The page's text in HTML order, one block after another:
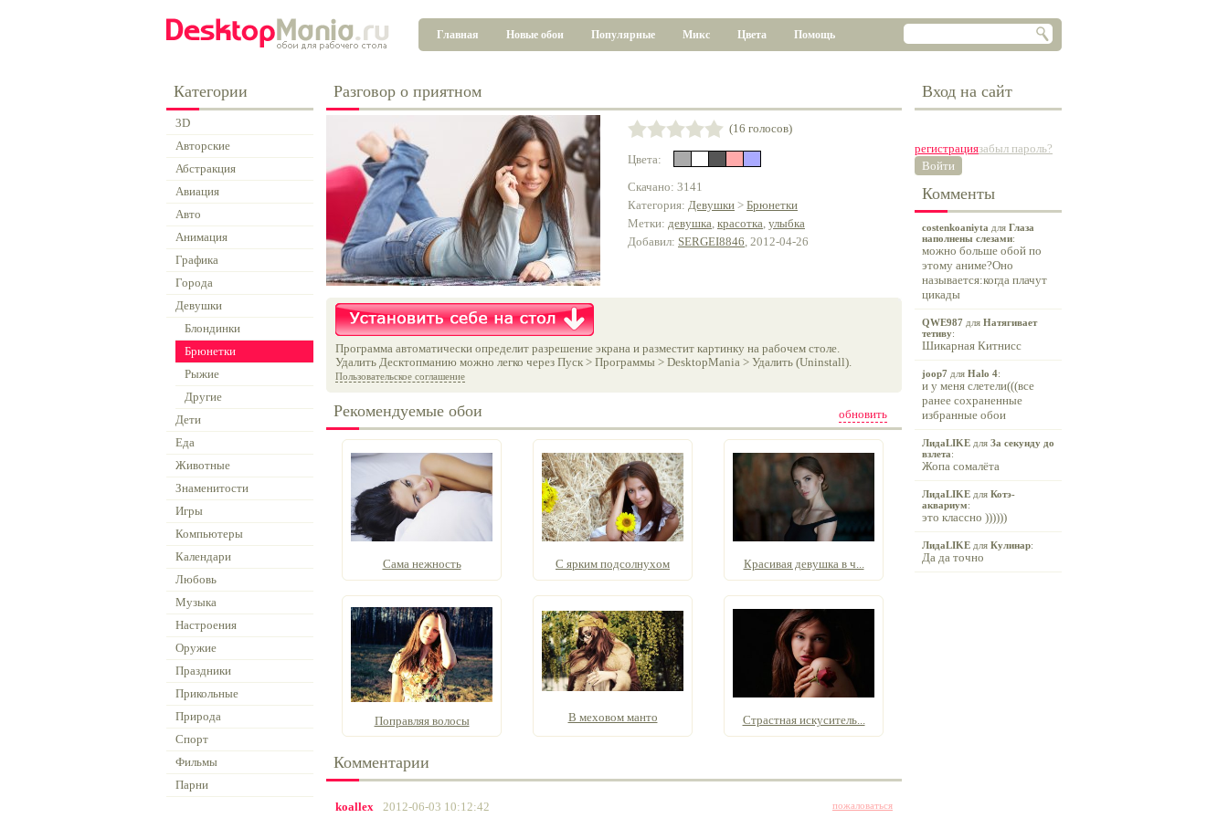
Главная Новые обои Популярные Микс Цвета Помощь
Категории
3D
Авторские
Абстракция
Авиация
Авто
Анимация
Графика
Города
Девушки
Блондинки
Брюнетки
Рыжие
Другие
Дети
Еда
Животные
Знаменитости
Игры
Компьютеры
Календари
Любовь
Музыка
Настроения
Оружие
Праздники
Прикольные
Природа
Спорт
Фильмы
Парни
Разговор о приятном
(16 голосов)
Цвета:
Скачано: 3141
Категория: Девушки > Брюнетки
Метки: девушка, красотка, улыбка
Добавил: SERGEI8846, 2012-04-26
Программа автоматически определит разрешение экрана и разместит картинку на рабочем столе.
Удалить Десктопманию можно легко через Пуск > Программы > DesktopMania > Удалить (Uninstall).
Пользовательское соглашение
обновить
Рекомендуемые обои
Сама нежность С ярким подсолнухом Красивая девушка в ч...
Поправляя волосы В меховом манто Страстная искуситель...
Комментарии
koallex пожаловаться
2012-06-03 10:12:42
Вход на сайт
регистрациязабыл пароль?
Войти
Комменты
costenkoaniyta для Глаза
наполнены слезами:
можно больше обой по
этому аниме?Оно
называется:когда плачут
цикады
QWE987 для Натягивает
тетиву:
Шикарная Китнисс
joop7 для Halo 4:
и у меня слетели(((все
ранее сохраненные
избранные обои
ЛидаLIKE для За секунду до
взлета:
Жопа сомалёта
ЛидаLIKE для Котэ-
аквариум:
это классно ))))))
ЛидаLIKE для Кулинар:
Да да точно